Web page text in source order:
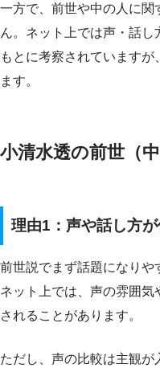
一方で、前世や中の人に
ん。ネット上では声・話
もとに考察されています
ます。
小清水透の前世（
理由1：声や話し方
前世説でまず話題になりや
ネット上では、声の雰囲
されることがあります。
ただし、声の比較は主観が